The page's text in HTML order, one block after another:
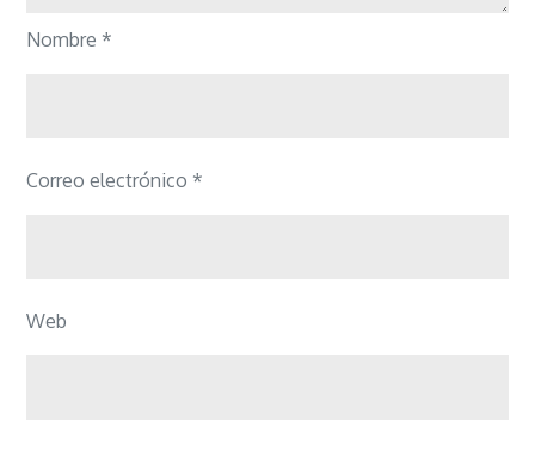
Nombre *
Correo electrónico *
Web